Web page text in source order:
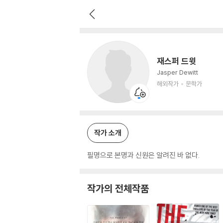
재스퍼 드윗
Jasper Dewitt
해외작가
문학가
작가 소개
필명으로 본명과 신원은 알려진 바 없다.
작가의 전체작품